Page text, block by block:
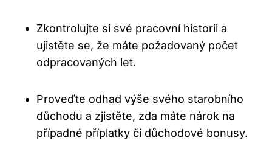
Zkontrolujte si své pracovní historii a
ujistěte se, že máte požadovaný počet
odpracovaných let.
Proveďte odhad výše svého starobního
důchodu a zjistěte, zda máte nárok na
případné příplatky či důchodové bonusy.